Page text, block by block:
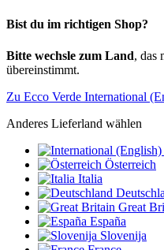
Bist du im richtigen Shop?
Bitte wechsle zum Land, das
übereinstimmt.
Zu Ecco Verde International
Anderes Lieferland wählen
Österreich
Italia
Great
España
Slovenija